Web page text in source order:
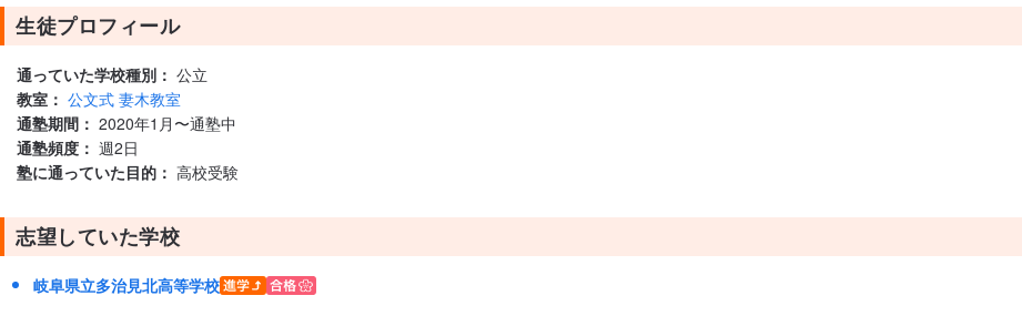
生徒プロフィール
通っていた学校種別： 公立
教室： 公文式 妻木教室
通塾期間： 2020年1月〜通塾中
通塾頻度： 週2日
塾に通っていた目的： 高校受験
志望していた学校
岐阜県立多治見北高等学校